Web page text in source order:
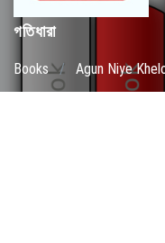
গতিধারা
Books / Agun Niye